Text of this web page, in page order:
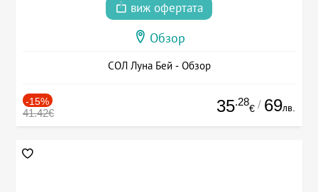
виж офертата
Обзор
СОЛ Луна Бей - Обзор
-15%
41.42€ 35.28
€ / 69лв.